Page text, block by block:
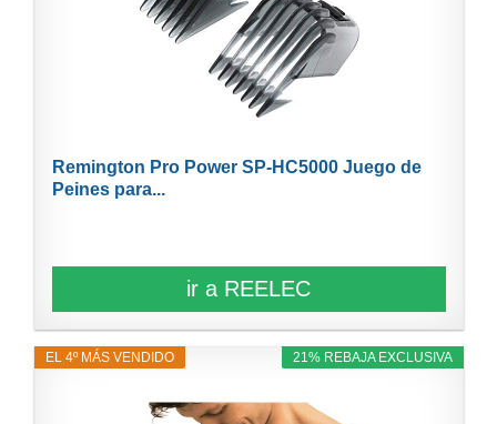
Remington Pro Power SP-HC5000 Juego de
Peines para...
ir a REELEC
21% REBAJA EXCLUSIVA
EL 4º MÁS VENDIDO